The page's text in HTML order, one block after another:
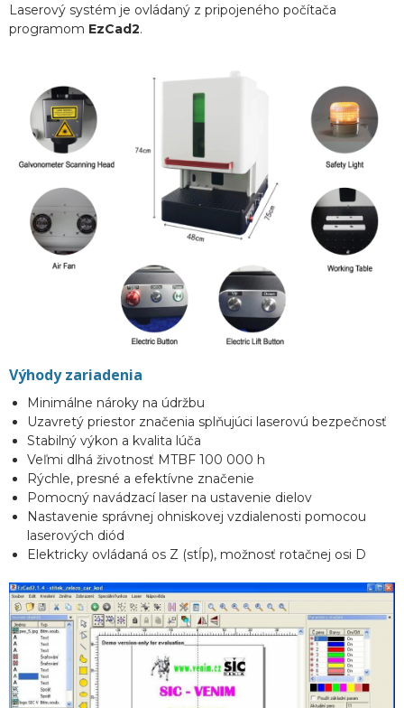
Laserový systém je ovládaný z pripojeného počítača
programom EzCad2.
Výhody zariadenia
Minimálne nároky na údržbu
Uzavretý priestor značenia splňujúci laserovú bezpečnosť
Stabilný výkon a kvalita lúča
Veľmi dlhá životnosť MTBF 100 000 h
Rýchle, presné a efektívne značenie
Pomocný navádzací laser na ustavenie dielov
Nastavenie správnej ohniskovej vzdialenosti pomocou
laserových diód
Elektricky ovládaná os Z (stĺp), možnosť rotačnej osi D